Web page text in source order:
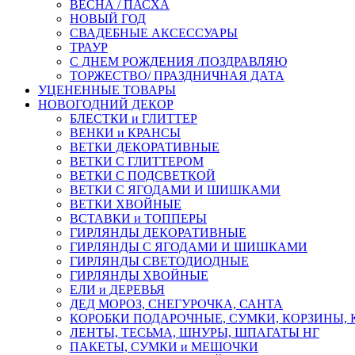
ВЕСНА / ПАСХА
НОВЫЙ ГОД
СВАДЕБНЫЕ АКСЕССУАРЫ
ТРАУР
С ДНЕМ РОЖДЕНИЯ /ПОЗДРАВЛЯЮ
ТОРЖЕСТВО/ ПРАЗДНИЧНАЯ ДАТА
УЦЕНЕННЫЕ ТОВАРЫ
НОВОГОДНИЙ ДЕКОР
БЛЕСТКИ и ГЛИТТЕР
ВЕНКИ и КРАНСЫ
ВЕТКИ ДЕКОРАТИВНЫЕ
ВЕТКИ С ГЛИТТЕРОМ
ВЕТКИ С ПОДСВЕТКОЙ
ВЕТКИ С ЯГОДАМИ И ШИШКАМИ
ВЕТКИ ХВОЙНЫЕ
ВСТАВКИ и ТОППЕРЫ
ГИРЛЯНДЫ ДЕКОРАТИВНЫЕ
ГИРЛЯНДЫ С ЯГОДАМИ И ШИШКАМИ
ГИРЛЯНДЫ СВЕТОДИОДНЫЕ
ГИРЛЯНДЫ ХВОЙНЫЕ
ЕЛИ и ДЕРЕВЬЯ
ДЕД МОРОЗ, СНЕГУРОЧКА, САНТА
КОРОБКИ ПОДАРОЧНЫЕ, СУМКИ,
ЛЕНТЫ, ТЕСЬМА, ШНУРЫ, ШПАГАТЫ НГ
ПАКЕТЫ, СУМКИ и МЕШОЧКИ